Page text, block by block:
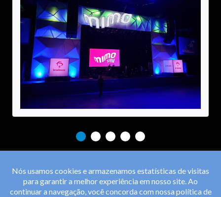
Nós usamos cookies e armazenamos estatísticas de visitas
para garantir a melhor experiência em nosso site. Ao
continuar a navegação, você concorda com nossa política de